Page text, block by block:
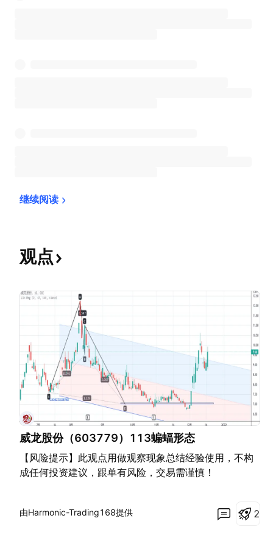
继续阅读
观点
威龙股份（603779）113蝙蝠形态
【风险提示】此观点用做观察现象总结经验使用，不构
成任何投资建议，跟单有风险，交易需谨慎！
由Harmonic-Trading168提供 2